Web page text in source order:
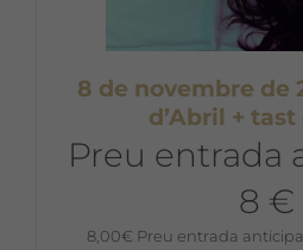
8 de novembre de
d’Abril +
Preu entrada
8 €
8,00€ Preu entrada